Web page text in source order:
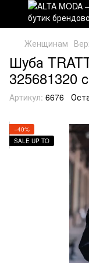
Женщинам
Шуба
325681320
Артикул: 6676
−40%
SALE UP TO